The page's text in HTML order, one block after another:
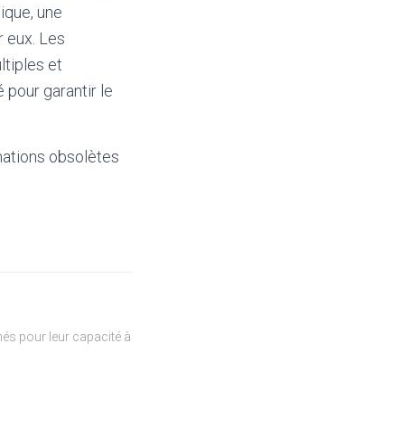
une
eux. Les
et
pour garantir le
obsolètes
pour leur capacité à